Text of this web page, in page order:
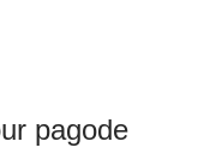
pagode